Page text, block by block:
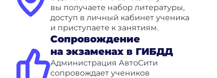
вы получаете набор литературы,
доступ в личный кабинет ученика
и приступаете к занятиям.
Сопровождение
на экзаменах в ГИБДД
Администрация АвтоСити
сопровождает учеников